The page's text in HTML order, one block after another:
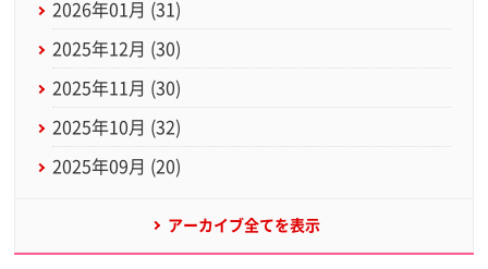
2026年01月 (31)
2025年12月 (30)
2025年11月 (30)
2025年10月 (32)
2025年09月 (20)
アーカイブ全てを表示